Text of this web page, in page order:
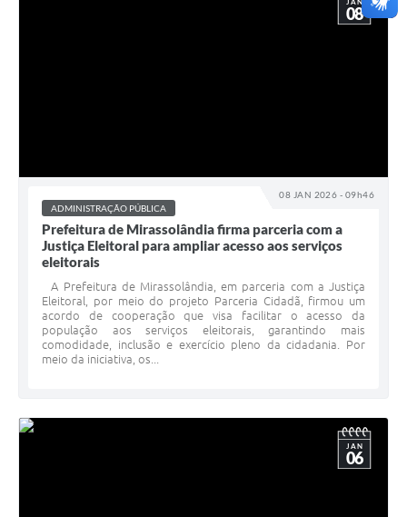
08 JAN 2026 - 09h46
JAN
08
ADMINISTRAÇÃO PÚBLICA
Prefeitura de Mirassolândia firma parceria com a
Justiça Eleitoral para ampliar acesso aos serviços
eleitorais
A Prefeitura de Mirassolândia, em parceria com a Justiça
Eleitoral, por meio do projeto Parceria Cidadã, firmou um
acordo de cooperação que visa facilitar o acesso da
população aos serviços eleitorais, garantindo mais
comodidade, inclusão e exercício pleno da cidadania. Por
meio da iniciativa, os...
JAN
06